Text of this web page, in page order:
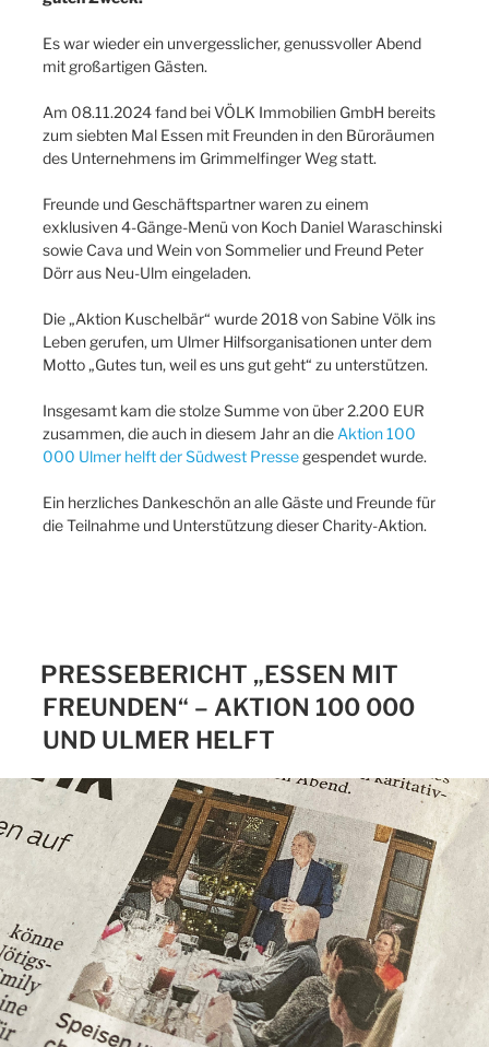
Es war wieder ein unvergesslicher, genussvoller Abend
mit großartigen Gästen.
Am 08.11.2024 fand bei VÖLK Immobilien GmbH bereits
zum siebten Mal Essen mit Freunden in den Büroräumen
des Unternehmens im Grimmelfinger Weg statt.
Freunde und Geschäftspartner waren zu einem
exklusiven 4-Gänge-Menü von Koch Daniel Waraschinski
sowie Cava und Wein von Sommelier und Freund Peter
Dörr aus Neu-Ulm eingeladen.
Die „Aktion Kuschelbär“ wurde 2018 von Sabine Völk ins
Leben gerufen, um Ulmer Hilfsorganisationen unter dem
Motto „Gutes tun, weil es uns gut geht“ zu unterstützen.
Insgesamt kam die stolze Summe von über 2.200 EUR
zusammen, die auch in diesem Jahr an die Aktion 100
000 Ulmer helft der Südwest Presse gespendet wurde.
Ein herzliches Dankeschön an alle Gäste und Freunde für
die Teilnahme und Unterstützung dieser Charity-Aktion.
PRESSEBERICHT „ESSEN MIT
FREUNDEN“ – AKTION 100 000
UND ULMER HELFT